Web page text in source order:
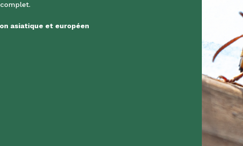
asiatique et européen